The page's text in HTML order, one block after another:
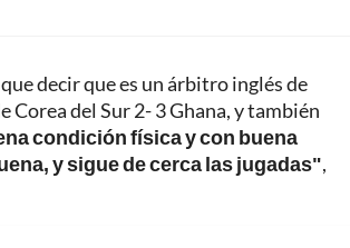
decir que es un árbitro inglés de
del Sur 2- 3 Ghana, y también
condición física y con buena
y sigue de cerca las jugadas",